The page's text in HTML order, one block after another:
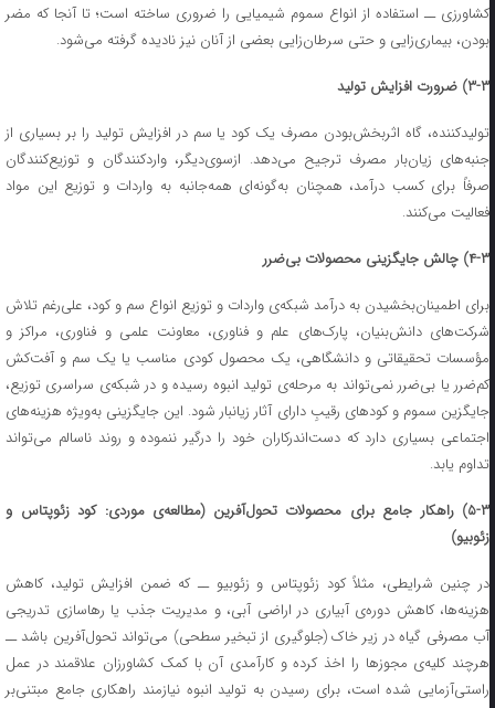
کشاورزی ــ استفاده از انواع سموم شیمیایی را ضروری ساخته است؛ تا آنجا که مضر
بودن، بیماری‌زایی و حتی سرطان‌زایی بعضی از آنان نیز نادیده گرفته می‌شود.
۳-۳) ضرورت افزایش تولید
تولیدکننده، گاه اثربخش‌بودن مصرف یک کود یا سم در افزایش تولید را بر بسیاری از
جنبه‌های زیان‌بار مصرف ترجیح می‌دهد. ازسوی‌دیگر، واردکنندگان و توزیع‌کنندگان
صرفاً برای کسب درآمد، همچنان به‌گونه‌ای همه‌جانبه به واردات و توزیع این مواد
فعالیت می‌کنند.
۴-۳) چالش جایگزینی محصولات بی‌ضرر
برای اطمینان‌بخشیدن به درآمد شبکه‌ی واردات و توزیع انواع سم و کود، علی‌رغم تلاش
شرکت‌های دانش‌بنیان، پارک‌های علم و فناوری، معاونت علمی و فناوری، مراکز و
مؤسسات تحقیقاتی و دانشگاهی، یک محصول کودی مناسب یا یک سم و آفت‌کش
کم‌ضرر یا بی‌ضرر نمی‌تواند به مرحله‌ی تولید انبوه رسیده و در شبکه‌ی سراسری توزیع،
جایگزین سموم و کودهای رقیبِ دارای آثار زیانبار شود. این جایگزینی به‌ویژه هزینه‌های
اجتماعی بسیاری دارد که دست‌اندرکاران خود را درگیر ننموده و روند ناسالم می‌تواند
تداوم یابد.
۵-۳) راهکار جامع برای محصولات تحول‌آفرین (مطالعه‌ی موردی: کود زئوپتاس و
زئوبیو)
در چنین شرایطی، مثلاً کود زئوپتاس و زئوبیو ــ که ضمن افزایش تولید، کاهش
هزینه‌ها، کاهش دوره‌ی آبیاری در اراضی آبی، و مدیریت جذب یا رهاسازی تدریجی
آب مصرفی گیاه در زیر خاک (جلوگیری از تبخیر سطحی) می‌تواند تحول‌آفرین باشد ــ
هرچند کلیه‌ی مجوزها را اخذ کرده و کارآمدی آن با کمک کشاورزان علاقمند در عمل
راستی‌آزمایی شده است، برای رسیدن به تولید انبوه نیازمند راهکاری جامع مبتنی‌بر